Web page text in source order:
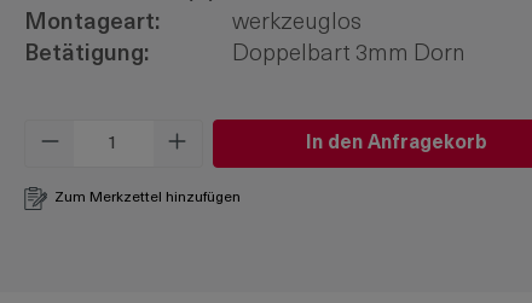
Montageart:
werkzeuglos
Betätigung:
Doppelbart 3mm Dorn
Produkt Anzahl: Gib denIn den Anfragekorb
Zum Merkzettel hinzufügen